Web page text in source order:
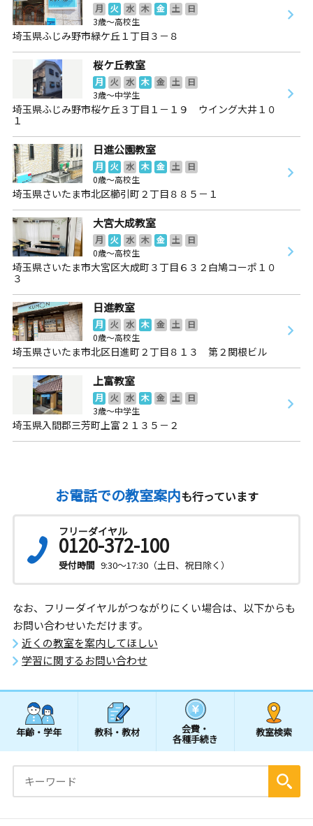
月 火 水 木 金 土
日
3歳～高校生
埼玉県ふじみ野市緑ケ丘１丁目３－８
桜ケ丘教室
月 火 水 木 金 土
日
3歳～中学生
埼玉県ふじみ野市桜ケ丘３丁目１－１９ ウイング大井１０
１
日進公園教室
月 火 水 木 金 土
日
0歳～高校生
埼玉県さいたま市北区櫛引町２丁目８８５－１
大宮大成教室
月 火 水 木 金 土
日
0歳～高校生
埼玉県さいたま市大宮区大成町３丁目６３２白鳩コーポ１０
３
日進教室
月 火 水 木 金 土
日
0歳～高校生
埼玉県さいたま市北区日進町２丁目８１３ 第２関根ビル
上富教室
月 火 水 木 金 土
日
3歳～中学生
埼玉県入間郡三芳町上富２１３５－２
お電話での教室案内も行っています
フリーダイヤル
0120-372-100
受付時間 9:30～17:30（土日、祝日除く）
なお、フリーダイヤルがつながりにくい場合は、以下からも
お問い合わせいただけます。
近くの教室を案内してほしい
学習に関するお問い合わせ
年齢・学年 教科・教材 会費・
各種手続き
教室検索